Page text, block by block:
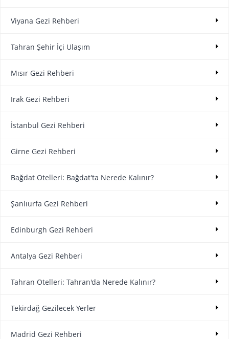
Viyana Gezi Rehberi
Tahran Şehir İçi Ulaşım
Mısır Gezi Rehberi
Irak Gezi Rehberi
İstanbul Gezi Rehberi
Girne Gezi Rehberi
Bağdat Otelleri: Bağdat'ta Nerede Kalınır?
Şanlıurfa Gezi Rehberi
Edinburgh Gezi Rehberi
Antalya Gezi Rehberi
Tahran Otelleri: Tahran'da Nerede Kalınır?
Tekirdağ Gezilecek Yerler
Madrid Gezi Rehberi